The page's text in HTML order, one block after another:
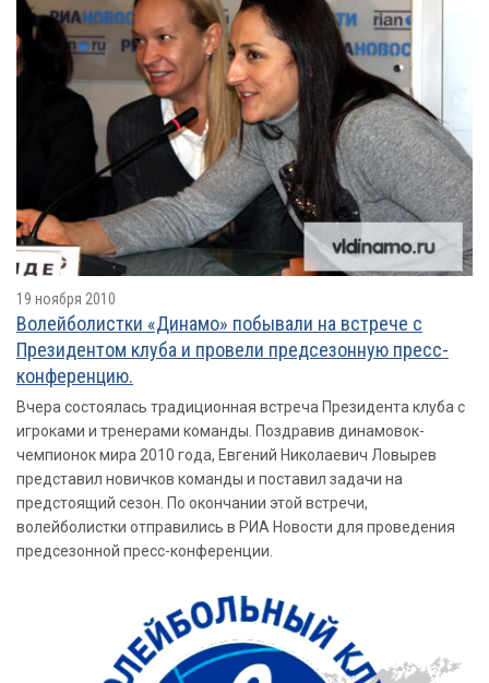
19 ноября 2010
Волейболистки «Динамо» побывали на встрече с
Президентом клуба и провели предсезонную пресс-
конференцию.
Вчера состоялась традиционная встреча Президента клуба с
игроками и тренерами команды. Поздравив динамовок-
чемпионок мира 2010 года, Евгений Николаевич Ловырев
представил новичков команды и поставил задачи на
предстоящий сезон. По окончании этой встречи,
волейболистки отправились в РИА Новости для проведения
предсезонной пресс-конференции.